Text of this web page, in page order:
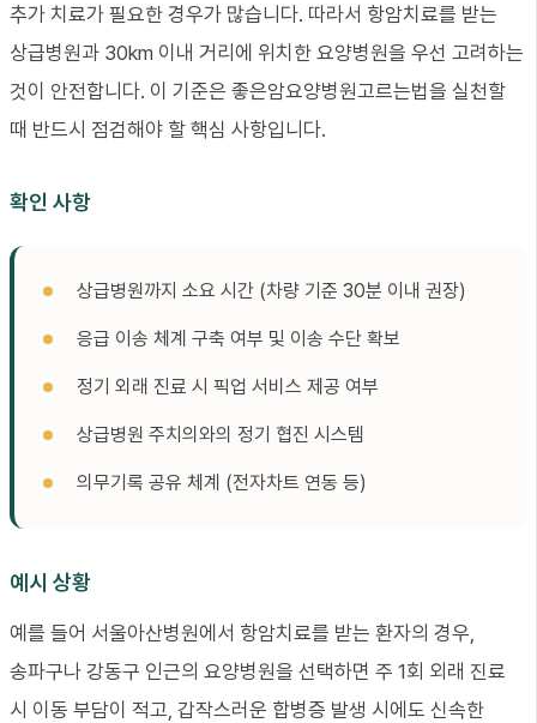
추가 치료가 필요한 경우가 많습니다. 따라서 항암치료를 받는
상급병원과 30km 이내 거리에 위치한 요양병원을 우선 고려하는
것이 안전합니다. 이 기준은 좋은암요양병원고르는법을 실천할
때 반드시 점검해야 할 핵심 사항입니다.
확인 사항
상급병원까지 소요 시간 (차량 기준 30분 이내 권장)
응급 이송 체계 구축 여부 및 이송 수단 확보
정기 외래 진료 시 픽업 서비스 제공 여부
상급병원 주치의와의 정기 협진 시스템
의무기록 공유 체계 (전자차트 연동 등)
예시 상황
예를 들어 서울아산병원에서 항암치료를 받는 환자의 경우,
송파구나 강동구 인근의 요양병원을 선택하면 주 1회 외래 진료
시 이동 부담이 적고, 갑작스러운 합병증 발생 시에도 신속한